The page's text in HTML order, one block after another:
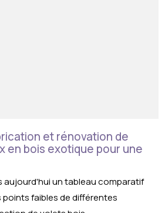
et rénovation de
en bois exotique pour une
aujourd'hui un tableau comparatif
faibles de différentes